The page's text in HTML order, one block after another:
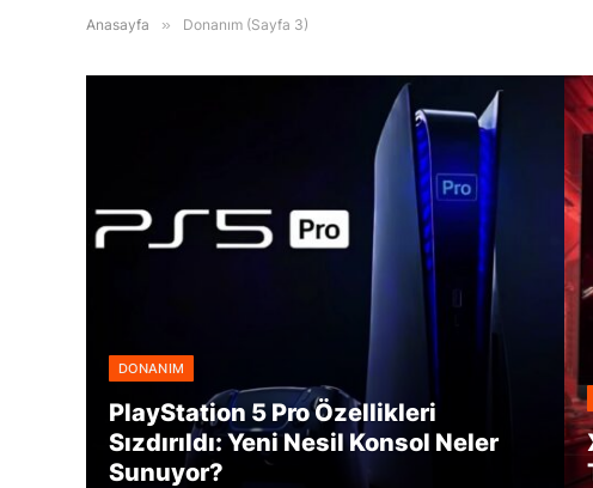
Anasayfa » Donanım (Sayfa 3)
DONANIM
PlayStation 5 Pro Özellikleri
Sızdırıldı: Yeni Nesil Konsol Neler
Sunuyor?